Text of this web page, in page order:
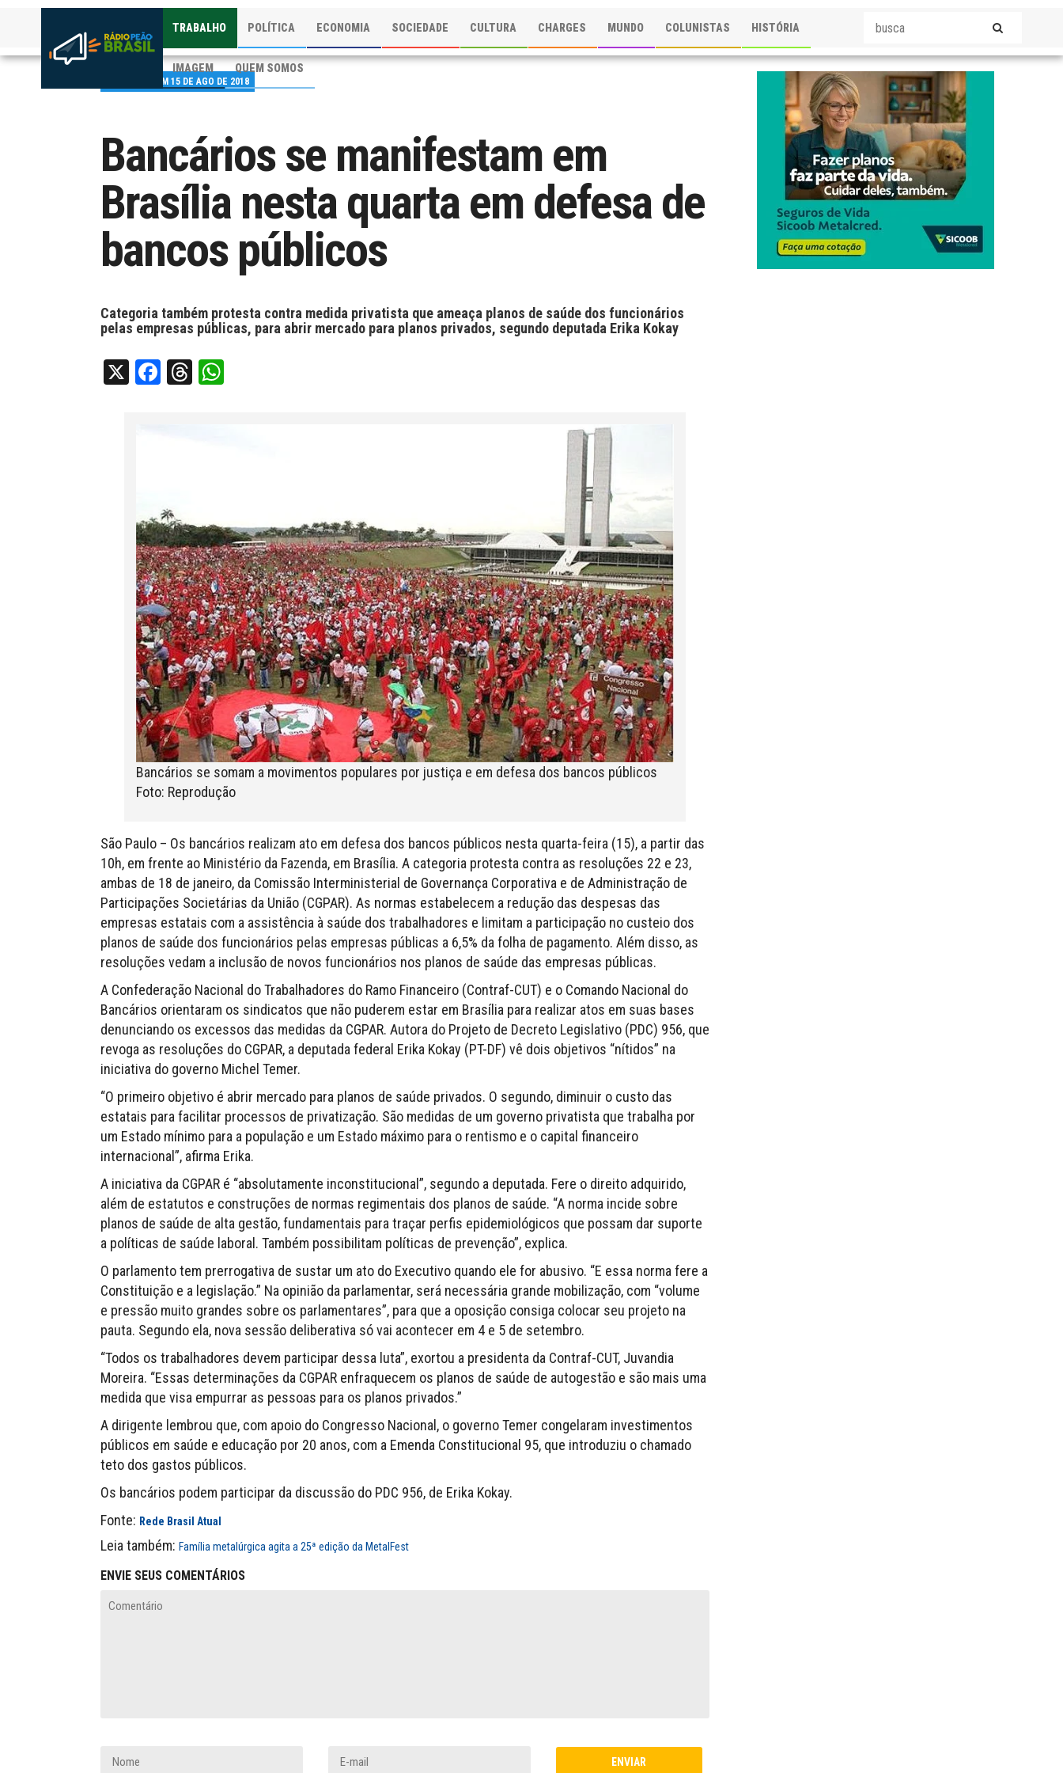
TRABALHO POLÍTICA ECONOMIA SOCIEDADE CULTURA CHARGES MUNDO COLUNISTAS HISTÓRIA
IMAGEM QUEM SOMOS
PUBLICADO EM 15 DE AGO DE 2018
Bancários se manifestam em
Brasília nesta quarta em defesa de
bancos públicos
Categoria também protesta contra medida privatista que ameaça planos de saúde dos funcionários
pelas empresas públicas, para abrir mercado para planos privados, segundo deputada Erika Kokay
X Facebook
Threads
Bancários se somam a movimentos populares por justiça e em defesa dos bancos públicos
Foto: Reprodução
São Paulo – Os bancários realizam ato em defesa dos bancos públicos nesta quarta-feira (15), a partir das
10h, em frente ao Ministério da Fazenda, em Brasília. A categoria protesta contra as resoluções 22 e 23,
ambas de 18 de janeiro, da Comissão Interministerial de Governança Corporativa e de Administração de
Participações Societárias da União (CGPAR). As normas estabelecem a redução das despesas das
empresas estatais com a assistência à saúde dos trabalhadores e limitam a participação no custeio dos
planos de saúde dos funcionários pelas empresas públicas a 6,5% da folha de pagamento. Além disso, as
resoluções vedam a inclusão de novos funcionários nos planos de saúde das empresas públicas.
A Confederação Nacional do Trabalhadores do Ramo Financeiro (Contraf-CUT) e o Comando Nacional do
Bancários orientaram os sindicatos que não puderem estar em Brasília para realizar atos em suas bases
denunciando os excessos das medidas da CGPAR. Autora do Projeto de Decreto Legislativo (PDC) 956, que
revoga as resoluções do CGPAR, a deputada federal Erika Kokay (PT-DF) vê dois objetivos “nítidos” na
iniciativa do governo Michel Temer.
“O primeiro objetivo é abrir mercado para planos de saúde privados. O segundo, diminuir o custo das
estatais para facilitar processos de privatização. São medidas de um governo privatista que trabalha por
um Estado mínimo para a população e um Estado máximo para o rentismo e o capital financeiro
internacional”, afirma Erika.
A iniciativa da CGPAR é “absolutamente inconstitucional”, segundo a deputada. Fere o direito adquirido,
além de estatutos e construções de normas regimentais dos planos de saúde. “A norma incide sobre
planos de saúde de alta gestão, fundamentais para traçar perfis epidemiológicos que possam dar suporte
a políticas de saúde laboral. Também possibilitam políticas de prevenção”, explica.
O parlamento tem prerrogativa de sustar um ato do Executivo quando ele for abusivo. “E essa norma fere a
Constituição e a legislação.” Na opinião da parlamentar, será necessária grande mobilização, com “volume
e pressão muito grandes sobre os parlamentares”, para que a oposição consiga colocar seu projeto na
pauta. Segundo ela, nova sessão deliberativa só vai acontecer em 4 e 5 de setembro.
“Todos os trabalhadores devem participar dessa luta”, exortou a presidenta da Contraf-CUT, Juvandia
Moreira. “Essas determinações da CGPAR enfraquecem os planos de saúde de autogestão e são mais uma
medida que visa empurrar as pessoas para os planos privados.”
A dirigente lembrou que, com apoio do Congresso Nacional, o governo Temer congelaram investimentos
públicos em saúde e educação por 20 anos, com a Emenda Constitucional 95, que introduziu o chamado
teto dos gastos públicos.
Os bancários podem participar da discussão do PDC 956, de Erika Kokay.
Fonte: Rede Brasil Atual
Leia também: Família metalúrgica agita a 25ª edição da MetalFest
ENVIE SEUS COMENTÁRIOS